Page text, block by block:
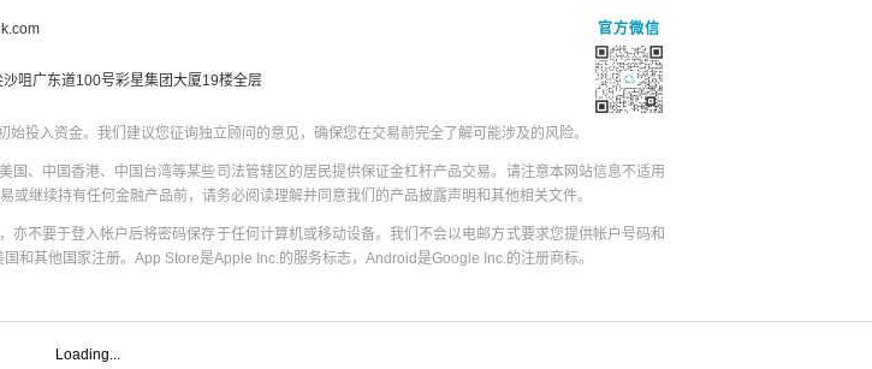
沙咀广东道100号彩星集团大厦19楼全层
官方微信
投入资金。我们建议您征询独立顾问的意见，确保您在交易前完全了解可能涉及的风险。
、中国香港、中国台湾等某些司法管辖区的居民提供保证金杠杆产品交易。请注意本网站信息不适用
继续持有任何金融产品前，请务必阅读理解并同意我们的产品披露声明和其他相关文件。
不要于登入帐户后将密码保存于任何计算机或移动设备。我们不会以电邮方式要求您提供帐户号码和
其他国家注册。App Store是Apple Inc.的服务标志，Android是Google Inc.的注册商标。
Loading...